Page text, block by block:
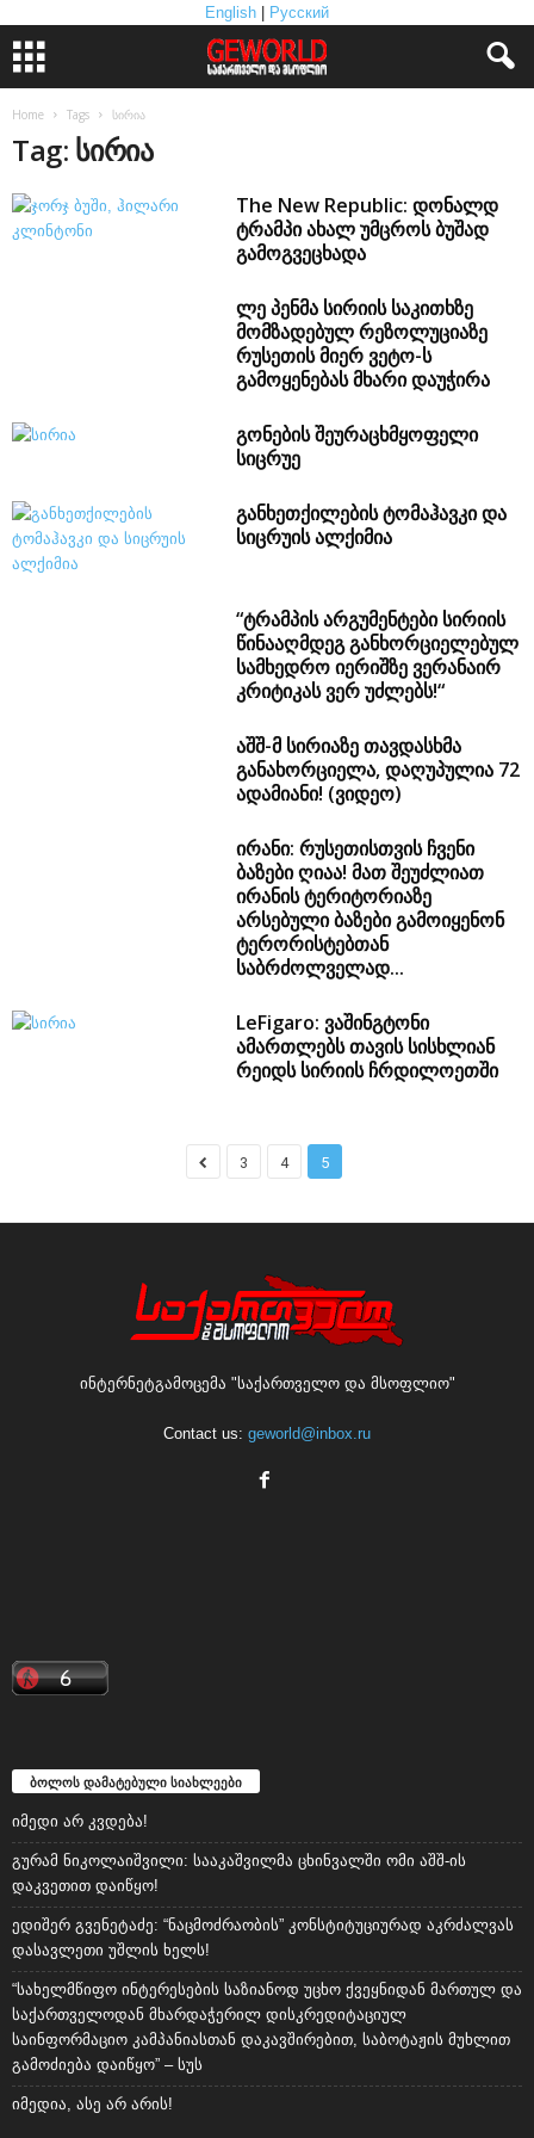
English Русский
Home Tags სირია
Tag: სირია
The New Republic: დონალდ
ტრამპი ახალ უმცროს ბუშად
გამოგვეცხადა
ლე პენმა სირიის საკითხზე
მომზადებულ რეზოლუციაზე
რუსეთის მიერ ვეტო-ს
გამოყენებას მხარი დაუჭირა
გონების შეურაცხმყოფელი
სიცრუე
განხეთქილების ტომაჰავკი და
სიცრუის ალქიმია
“ტრამპის არგუმენტები სირიის
წინააღმდეგ განხორციელებულ
სამხედრო იერიშზე ვერანაირ
კრიტიკას ვერ უძლებს!“
აშშ-მ სირიაზე თავდასხმა
განახორციელა, დაღუპულია 72
ადამიანი! (ვიდეო)
ირანი: რუსეთისთვის ჩვენი
ბაზები ღიაა! მათ შეუძლიათ
ირანის ტერიტორიაზე
არსებული ბაზები გამოიყენონ
ტერორისტებთან
საბრძოლველად...
LeFigaro: ვაშინგტონი
ამართლებს თავის სისხლიან
რეიდს სირიის ჩრდილოეთში
3 4 5
ინტერნეტგამოცემა "საქართველო და მსოფლიო"
Contact us: geworld@inbox.ru
ბოლოს დამატებული სიახლეები
იმედი არ კვდება!
გურამ ნიკოლაიშვილი: სააკაშვილმა ცხინვალში ომი აშშ-ის
დაკვეთით დაიწყო!
ედიშერ გვენეტაძე: “ნაცმოძრაობის” კონსტიტუციურად აკრძალვას
დასავლეთი უშლის ხელს!
“სახელმწიფო ინტერესების საზიანოდ უცხო ქვეყნიდან მართულ და
საქართველოდან მხარდაჭერილ დისკრედიტაციულ
საინფორმაციო კამპანიასთან დაკავშირებით, საბოტაჟის მუხლით
გამოძიება დაიწყო” – სუს
იმედია, ასე არ არის!